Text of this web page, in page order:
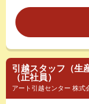
引越スタッフ（生
（正社員）
アート引越センター 株式